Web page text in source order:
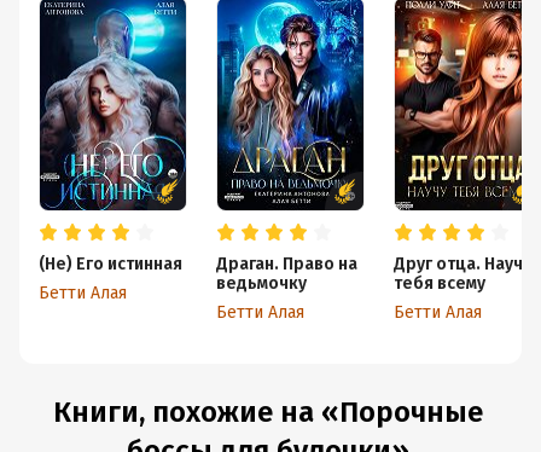
(Не) Его истинная
Бетти Алая
Драган. Право на
ведьмочку
Бетти Алая
Друг отца. Научу
тебя всему
Бетти Алая
Книги, похожие на «Порочные